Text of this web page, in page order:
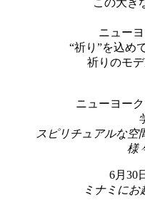
ニュー
“祈り”を込め
祈りのモ
ニューヨー
スピリチュアルな空
様
6月30
ミナミに